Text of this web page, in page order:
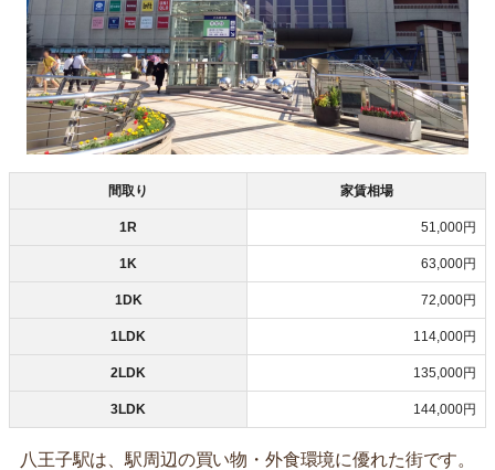
間取り 家賃相場
1R 51,000円
1K 63,000円
1DK 72,000円
1LDK 114,000円
2LDK 135,000円
3LDK 144,000円
八王子駅は、駅周辺の買い物・外食環境に優れた街です。